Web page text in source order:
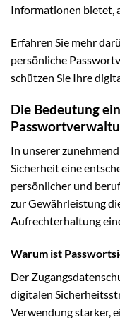
Informationen bietet,
Erfahren Sie mehr
persönliche
schützen Sie Ihre
Die Bedeutung
In unserer
Sicherheit eine
persönlicher und
zur Gewährleistung
Aufrechterhaltung
Warum ist
Der
digitalen
Verwendung starker,